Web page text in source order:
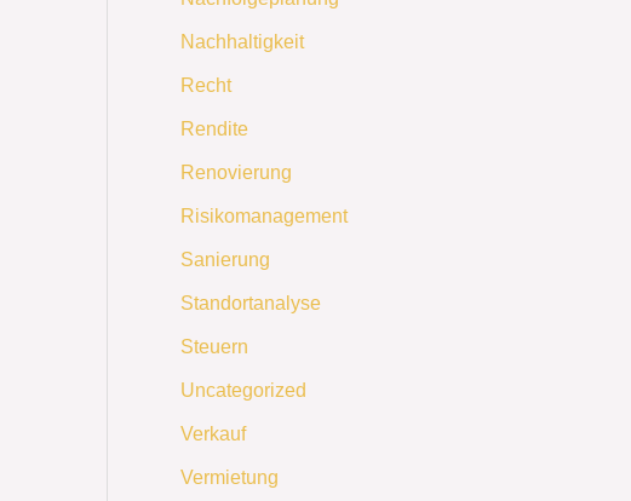
Nachhaltigkeit
Recht
Rendite
Renovierung
Risikomanagement
Sanierung
Standortanalyse
Steuern
Uncategorized
Verkauf
Vermietung